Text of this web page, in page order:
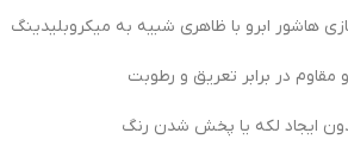
هاشور ابرو با ظاهری شبیه به میکروبلیدینگ
در برابر تعریق و رطوبت
ایجاد لکه یا پخش شدن رنگ